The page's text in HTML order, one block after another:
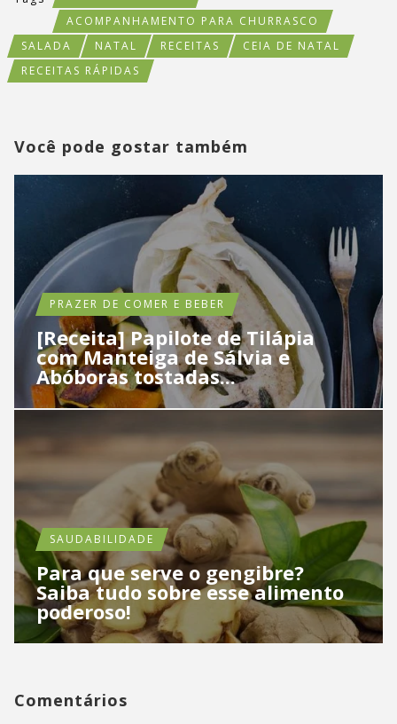
ACOMPANHAMENTO PARA CHURRASCO
SALADA
NATAL RECEITAS
CEIA DE NATAL
RECEITAS RÁPIDAS
Você pode gostar também
PRAZER DE COMER E BEBER
[Receita] Papilote de Tilápia
com Manteiga de Sálvia e
Abóboras tostadas...
SAUDABILIDADE
Para que serve o gengibre?
Saiba tudo sobre esse alimento
poderoso!
Comentários